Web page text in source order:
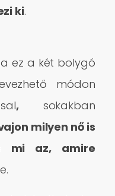
ki.
ez a két bolygó
módon
, sokakban
milyen nő is
mi az, amire